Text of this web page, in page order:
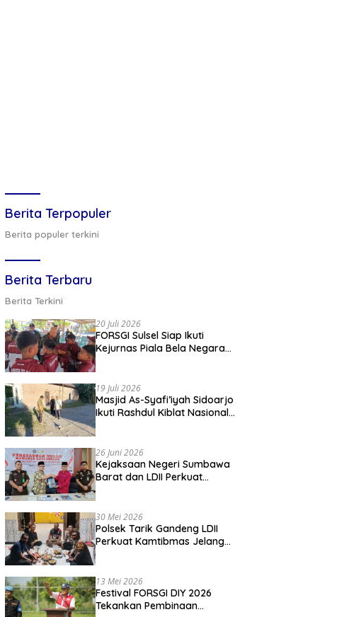
Berita Terpopuler
Berita populer terkini
Berita Terbaru
Berita Terkini
20 Juli 2026
FORSGI Sulsel Siap Ikuti
Kejurnas Piala Bela Negara
19 Juli 2026
Masjid As-Syafi’iyah Sidoarjo
Ikuti Rashdul Kiblat Nasional,
26 Juni 2026
Kejaksaan Negeri Sumbawa
Barat dan LDII Perkuat
Empat Pilar Kebangsaan
30 Mei 2026
Polsek Tarik Gandeng LDII
Perkuat Kamtibmas Jelang
13 Mei 2026
Festival FORSGI DIY 2026
Tekankan Pembinaan